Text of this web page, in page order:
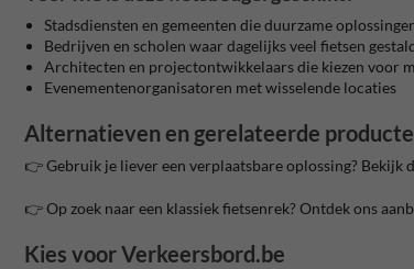
Stadsdiensten en gemeenten die duurzame oplossingen
Bedrijven en scholen waar dagelijks veel fietsen
Architecten en projectontwikkelaars die kiezen voor
Evenementenorganisatoren met wisselende locaties
Alternatieven en gerelateerde
👉 Gebruik je liever een verplaatsbare oplossing? Bekijk
👉 Op zoek naar een klassiek fietsenrek? Ontdek ons
Kies voor Verkeersbord.be